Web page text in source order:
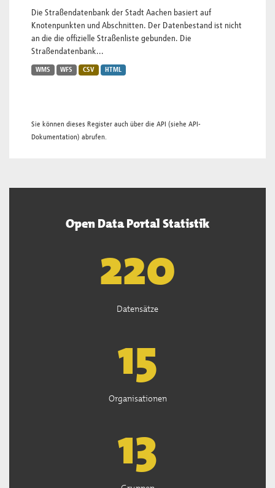
Die Straßendatenbank der Stadt Aachen basiert auf
Knotenpunkten und Abschnitten. Der Datenbestand ist nicht
an die die offizielle Straßenliste gebunden. Die
Straßendatenbank...
WMS WFS CSV HTML
Sie können dieses Register auch über die API (siehe API-
Dokumentation) abrufen.
Open Data Portal Statistik
222
Datensätze
15
Organisationen
13